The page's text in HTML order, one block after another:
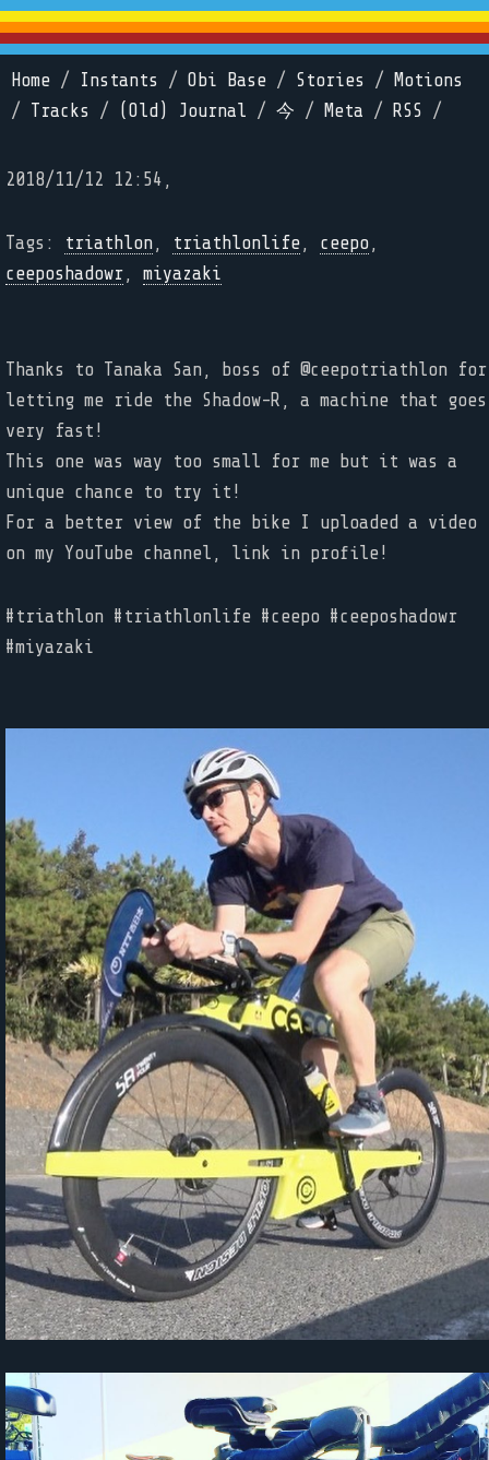
Home / Instants / Obi Base / Stories /
Motions
/ Tracks / (Old) Journal / 今 / Meta / RSS /
2018/11/12 12:54,
Tags: triathlon, triathlonlife, ceepo,
ceeposhadowr, miyazaki
Thanks to Tanaka San, boss of @ceepotriathlon for
letting me ride the Shadow-R, a machine that goes
very fast!
This one was way too small for me but it was a
unique chance to try it!
For a better view of the bike I uploaded a video
on my YouTube channel, link in profile!
#triathlon #triathlonlife #ceepo #ceeposhadowr
#miyazaki